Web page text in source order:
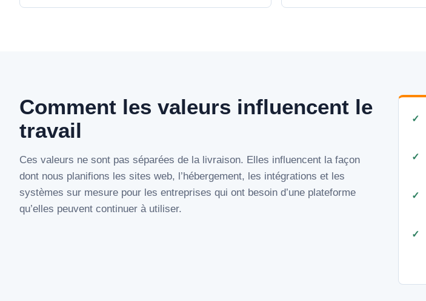
Comment les valeurs influencent le
travail
Ces valeurs ne sont pas séparées de la livraison. Elles influencent la façon
dont nous planifions les sites web, l’hébergement, les intégrations et les
systèmes sur mesure pour les entreprises qui ont besoin d’une plateforme
qu’elles peuvent continuer à utiliser.